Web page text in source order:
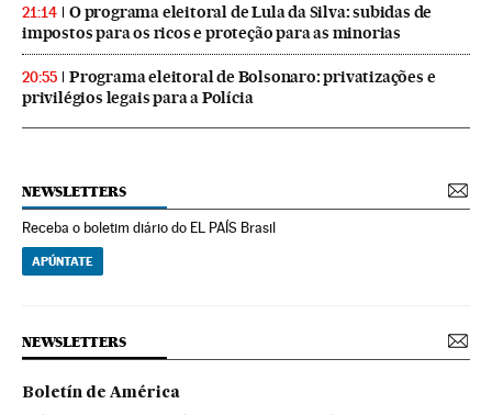
21:14
O programa eleitoral de Lula da Silva: subidas de
impostos para os ricos e proteção para as minorias
20:55
Programa eleitoral de Bolsonaro: privatizações e
privilégios legais para a Polícia
NEWSLETTERS
Receba o boletim diário do EL PAÍS Brasil
APÚNTATE
NEWSLETTERS
Boletín de América